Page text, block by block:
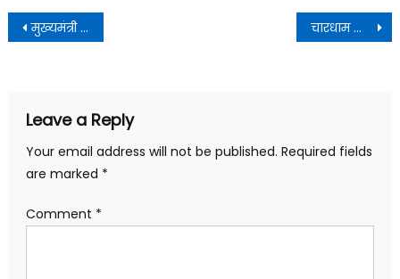
Post
navigation
मुख्यमंत्री ने विभिन्न स्थलों का निरीक्षण किया चारधाम यात्रा: खराब मौसम में नहीं होगी घोड़ा-खच्चरों की आवाजाही
Leave a Reply
Your email address will not be published. Required fields
are marked *
Comment *